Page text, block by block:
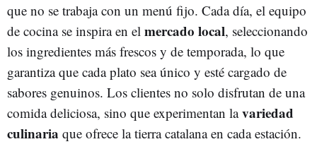
que no se trabaja con un menú fijo. Cada día, el equipo
de cocina se inspira en el mercado local, seleccionando
los ingredientes más frescos y de temporada, lo que
garantiza que cada plato sea único y esté cargado de
sabores genuinos. Los clientes no solo disfrutan de una
comida deliciosa, sino que experimentan lavariedad
culinaria que ofrece la tierra catalana en cada estación.